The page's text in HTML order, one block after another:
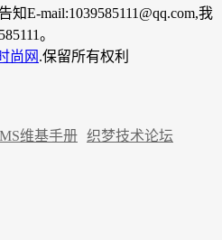
E-mail:1039585111@qq.com,我
。
尚网 .保留所有权利
维基手册 织梦技术论坛